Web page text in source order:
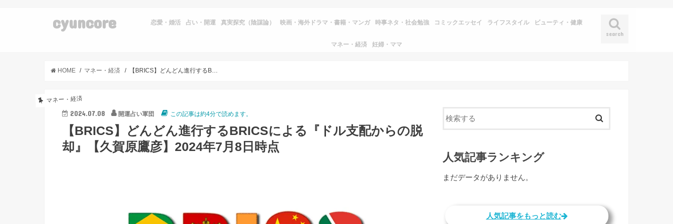
cyuncore
search
恋愛・婚活 占い・開運 真実探究（陰謀論） 映画・海外ドラマ・書籍・マンガ 時事ネタ・社会勉強 コミックエッセイ ライフスタイル ビューティ・健康
マネー・経済 妊婦・ママ
HOME マネー・経済 【BRICS】どんどん進行するBRICSによる『ドル支配からの脱却』【久賀原鷹彦】2024年7月8日時点
マネー・経済
2024.07.08 開運占い軍団 この記事は約4分で読めます。
【BRICS】どんどん進行するBRICSによる『ドル支配からの脱
却』【久賀原鷹彦】2024年7月8日時点
人気記事ランキング
まだデータがありません。
人気記事をもっと読む